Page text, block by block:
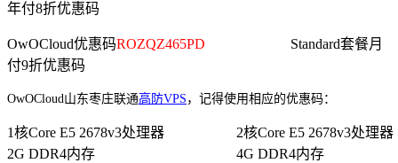
年付8折优惠码
OwOCloud优惠码ROZQZ465PD Standard套餐月
付9折优惠码
OwOCloud山东枣庄联通高防VPS ， 记得使用相应的优惠码：
1核Core E5 2678v3处理器
2核Core E5 2678v3处理器
2G DDR4内存
4G DDR4内存